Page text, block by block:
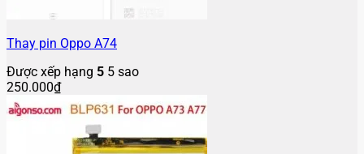
Thay pin Oppo A74
Được xếp hạng 5 5 sao
250.000₫